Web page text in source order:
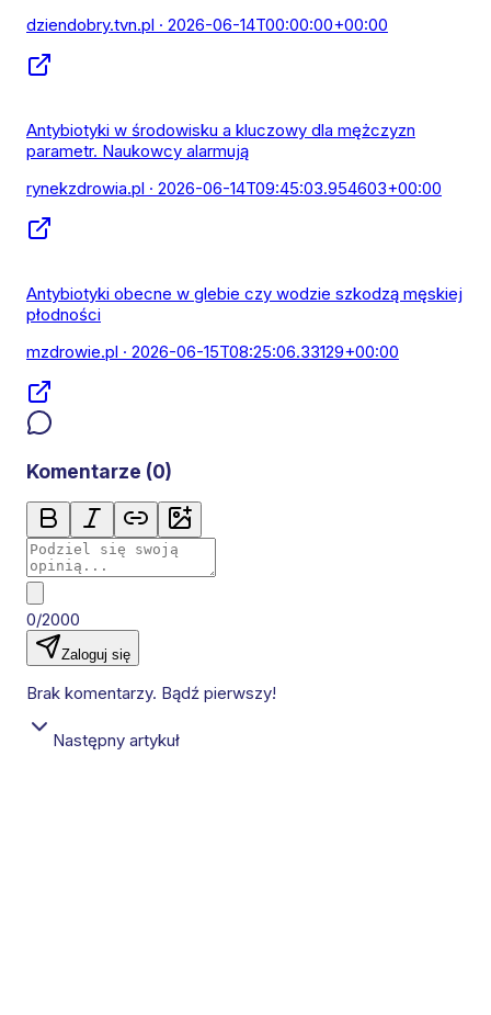
dziendobry.tvn.pl · 2026-06-14T00:00:00+00:00
Antybiotyki w środowisku a kluczowy dla mężczyzn
parametr. Naukowcy alarmują
rynekzdrowia.pl · 2026-06-14T09:45:03.954603+00:00
Antybiotyki obecne w glebie czy wodzie szkodzą męskiej
płodności
mzdrowie.pl · 2026-06-15T08:25:06.33129+00:00
Komentarze (0)
0/2000
Zaloguj się
Brak komentarzy. Bądź pierwszy!
Następny artykuł